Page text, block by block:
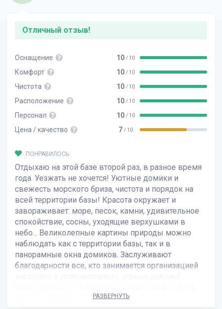
Отличный отзыв!
Оснащение 10 / 10
Комфорт 10 / 10
Чистота 10 / 10
Расположение 10 / 10
Персонал 10 / 10
Цена / качество 7 / 10
ПОНРАВИЛОСЬ:
Отдыхаю на этой базе второй раз, в разное время
года. Уезжать не хочется! Уютные домики и
свежесть морского бриза, чистота и порядок на
всей территории базы! Красота окружает и
завораживает: море, песок, камни, удивительное
спокойствие, сосны, уходящие верхушками в
небо... Великолепные картины природы можно
наблюдать как с территории базы, так и в
панорамные окна домиков. Заслуживают
благодарности все, кто занимается организацией
хорошего и увлекательного отдыха для нас!
своевременные скидки!!!
РАЗВЕРНУТЬ